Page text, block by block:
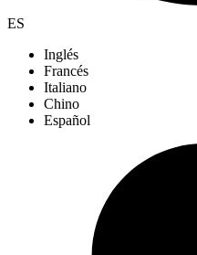
ES
Inglés
Francés
Italiano
Chino
Español